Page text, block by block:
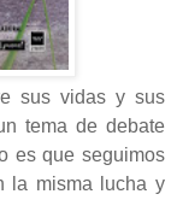
sus vidas y sus
tema de debate
es que seguimos
la misma lucha y